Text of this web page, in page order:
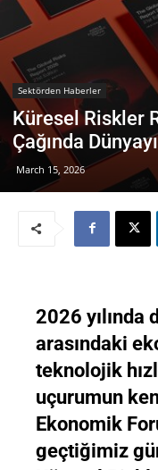
Sektörden Haberler
Küresel Riskler
Çağında
March 15, 2026
2026 yılında
arasındaki
teknolojik
uçurumun
Ekonomik
geçtiğimiz